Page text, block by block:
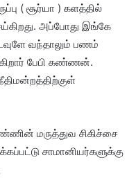
( சூர்யா ) களத்தில்
அப்போது இங்கே
வந்தாலும் பணம்
பேபி கண்ணன்.
மருத்துவ சிகிச்சை
சாமானியர்களுக்கு